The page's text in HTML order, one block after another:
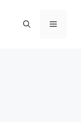
메